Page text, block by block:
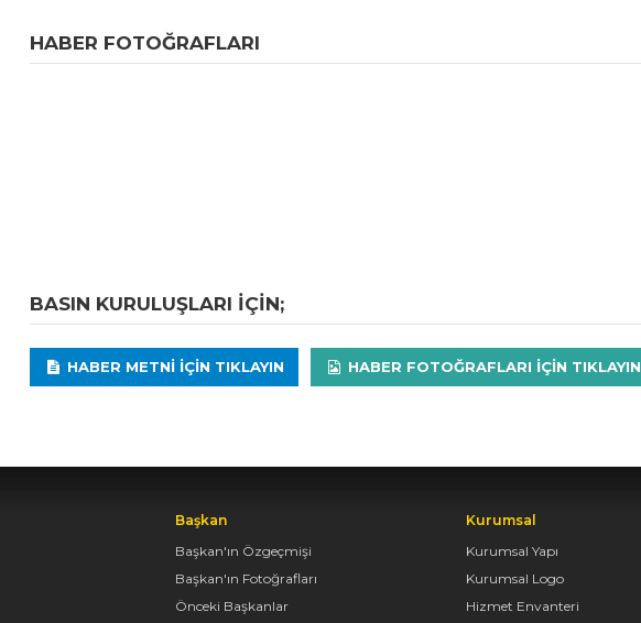
HABER FOTOĞRAFLARI
BASIN KURULUŞLARI IÇIN;
HABER METNI IÇIN TIKLAYIN HABER FOTOĞRAFLARI IÇIN TIKLAYIN
Başkan
Başkan'ın Özgeçmişi
Başkan'ın Fotoğrafları
Önceki Başkanlar
Kurumsal
Kurumsal Yapı
Kurumsal Logo
Hizmet Envanteri